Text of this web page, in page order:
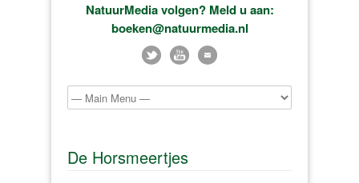
NatuurMedia volgen? Meld u aan:
boeken@natuurmedia.nl
De Horsmeertjes